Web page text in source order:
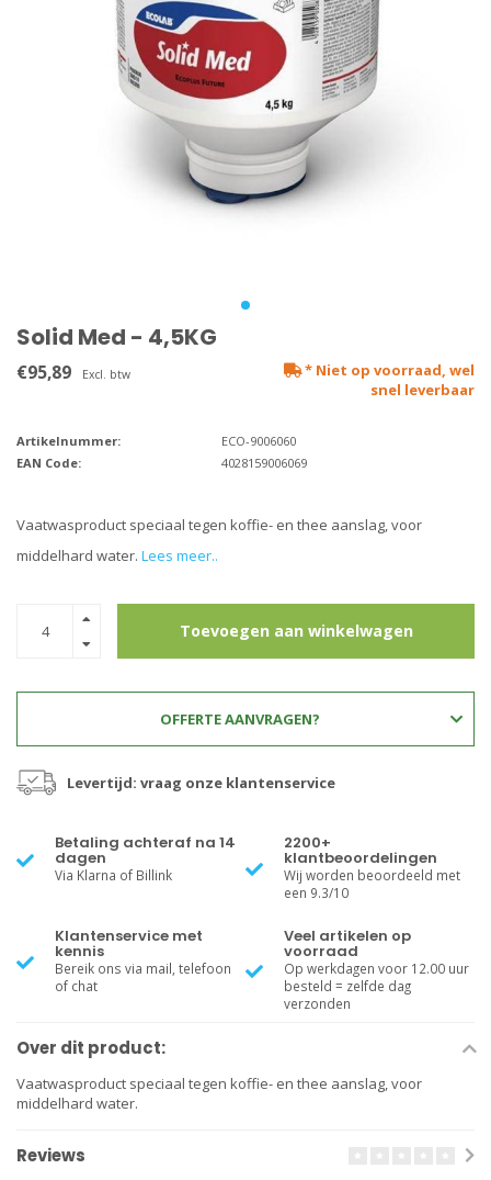
Solid Med - 4,5KG
€95,89 Excl. btw
* Niet op voorraad, wel
snel leverbaar
Artikelnummer:
ECO-9006060
EAN Code:
4028159006069
Vaatwasproduct speciaal tegen koffie- en thee aanslag, voor
middelhard water. Lees meer..
Toevoegen aan winkelwagen
OFFERTE AANVRAGEN?
Levertijd: vraag onze klantenservice
Betaling achteraf na 14
dagen
Via Klarna of Billink
2200+
klantbeoordelingen
Wij worden beoordeeld met
een 9.3/10
Klantenservice met
kennis
Bereik ons via mail, telefoon
of chat
Veel artikelen op
voorraad
Op werkdagen voor 12.00 uur
besteld = zelfde dag
verzonden
Over dit product:
Vaatwasproduct speciaal tegen koffie- en thee aanslag, voor
middelhard water.
Reviews